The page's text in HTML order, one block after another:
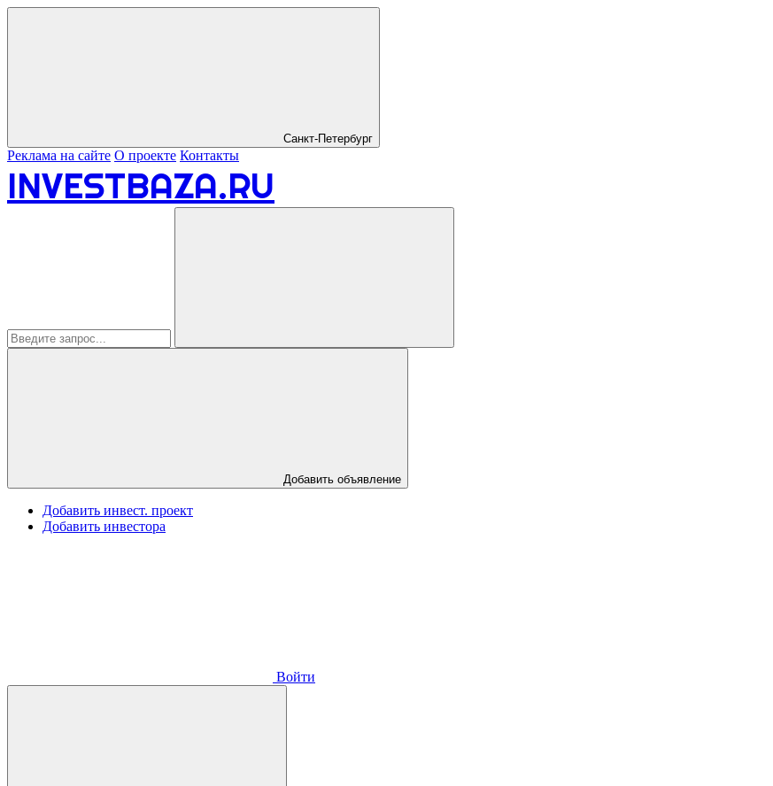
Санкт-Петербург
Реклама на сайте О проекте Контакты
INVESTBAZA.RU
Добавить объявление
Добавить инвест. проект
Добавить инвестора
Войти